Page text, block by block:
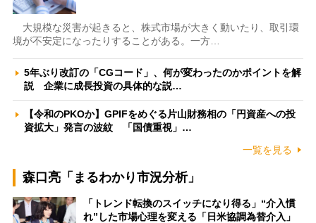
大規模な災害が起きると、株式市場が大きく動いたり、取引環
境が不安定になったりすることがある。一方…
5年ぶり改訂の「CGコード」、何が変わったのかポイントを解
説 企業に成長投資の具体的な説…
【令和のPKOか】GPIFをめぐる片山財務相の「円資産への投
資拡大」発言の波紋 「国債重視」…
一覧を見る
森口亮「まるわかり市況分析」
「トレンド転換のスイッチになり得る」“介入慣
れ”した市場心理を変える「日米協調為替介入」